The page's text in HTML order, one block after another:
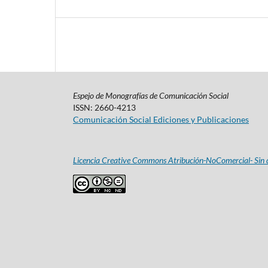
Espejo de Monografías de Comunicación Social
ISSN: 2660-4213
Comunicación Social Ediciones y Publicaciones
Licencia Creative Commons Atribución-NoComercial-